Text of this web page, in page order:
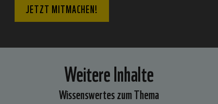
JETZT MITMACHEN!
Weitere Inhalte
Wissenswertes zum Thema